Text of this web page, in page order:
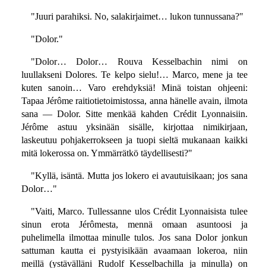
"Juuri parahiksi. No, salakirjaimet… lukon tunnussana?"
"Dolor."
"Dolor… Dolor… Rouva Kesselbachin nimi on
luullakseni Dolores. Te kelpo sielu!… Marco, mene ja tee
kuten sanoin… Varo erehdyksiä! Minä toistan ohjeeni:
Tapaa Jérôme raitiotietoimistossa, anna hänelle avain, ilmota
sana — Dolor. Sitte menkää kahden Crédit Lyonnaisiin.
Jérôme astuu yksinään sisälle, kirjottaa nimikirjaan,
laskeutuu pohjakerrokseen ja tuopi sieltä mukanaan kaikki
mitä lokerossa on. Ymmärrätkö täydellisesti?"
"Kyllä, isäntä. Mutta jos lokero ei avautuisikaan; jos sana
Dolor…"
"Vaiti, Marco. Tullessanne ulos Crédit Lyonnaisista tulee
sinun erota Jérômesta, mennä omaan asuntoosi ja
puhelimella ilmottaa minulle tulos. Jos sana Dolor jonkun
sattuman kautta ei pystyisikään avaamaan lokeroa, niin
meillä (ystävälläni Rudolf Kesselbachilla ja minulla) on